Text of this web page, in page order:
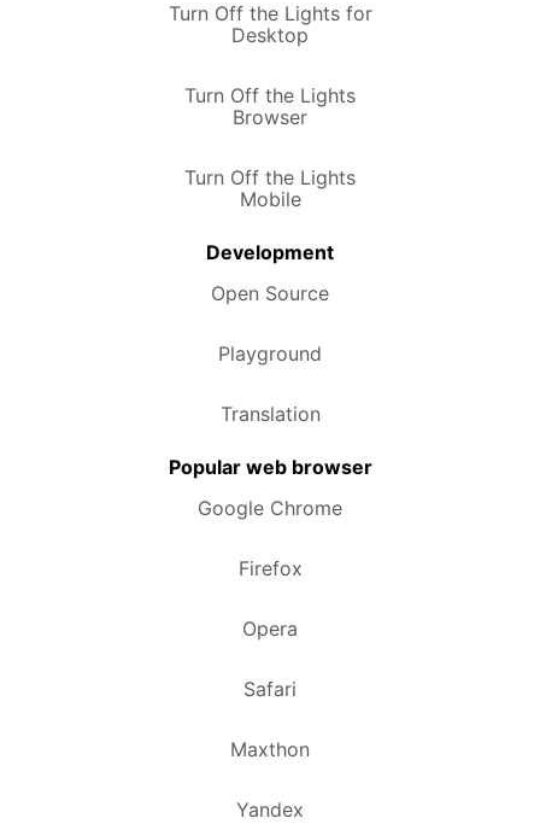
Turn Off the Lights for
Desktop
Turn Off the Lights
Browser
Turn Off the Lights
Mobile
Development
Open Source
Playground
Translation
Popular web browser
Google Chrome
Firefox
Opera
Safari
Maxthon
Yandex